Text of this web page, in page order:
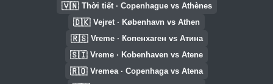
🇻🇳 Thời tiết · Copenhague vs Athènes
🇩🇰 Vejret · København vs Athen
🇷🇸 Vreme · Копенхаген vs Атина
🇸🇮 Vreme · Kobenhaven vs Atene
🇷🇴 Vremea · Copenhaga vs Atena